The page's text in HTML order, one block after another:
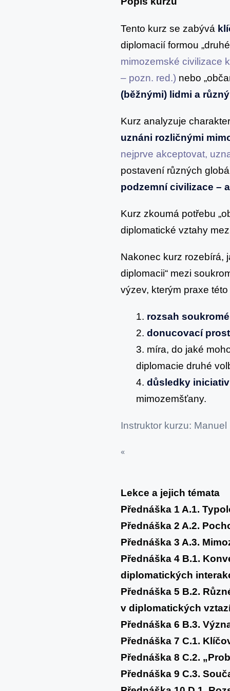
Tento kurz se zabývá
diplomacií formou
mimozemské civilizace
– pozn. red.) nebo
(běžnými) lidmi a
Kurz analyzuje
uznáni rozličnými
nejprve akceptovat,
postavení různých
podzemní civilizace –
Kurz zkoumá potřebu
diplomatické vztahy
Nakonec kurz rozebírá,
diplomacii“ mezi
výzev, kterým praxe
1. rozsah
2.donucovací
3. míra, do jaké
diplomacie druhé
4.důsledky
mimozemšťany.
Instruktor kurzu: Manuel
«
Lekce a jejich témata
Přednáška 1 A.1.
Přednáška 2 A.2.
Přednáška 3 A.3.
Přednáška 4 B.1.
diplomatických
Přednáška 5 B.2.
v diplomatických
Přednáška 6 B.3.
Přednáška 7C.1.
Přednáška 8 C.2.
Přednáška 9 C.3.